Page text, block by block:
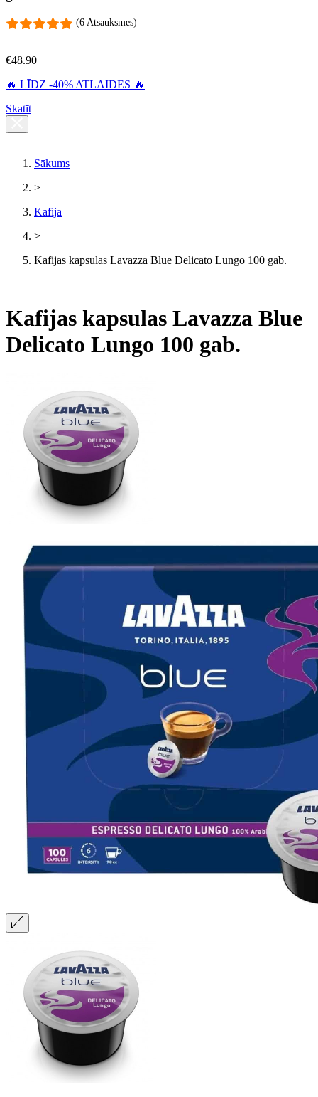
(6 Atsauksmes)
€48.90
🔥 LĪDZ -40% ATLAIDES 🔥
Skatīt
Sākums
>
Kafija
>
Kafijas kapsulas Lavazza Blue Delicato Lungo 100 gab.
Kafijas kapsulas Lavazza Blue
Delicato Lungo 100 gab.